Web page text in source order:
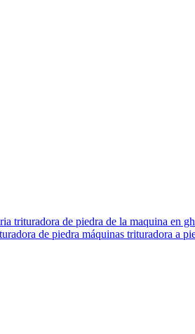
trituradora de piedra de la maquina en
de piedra máquinas trituradora a